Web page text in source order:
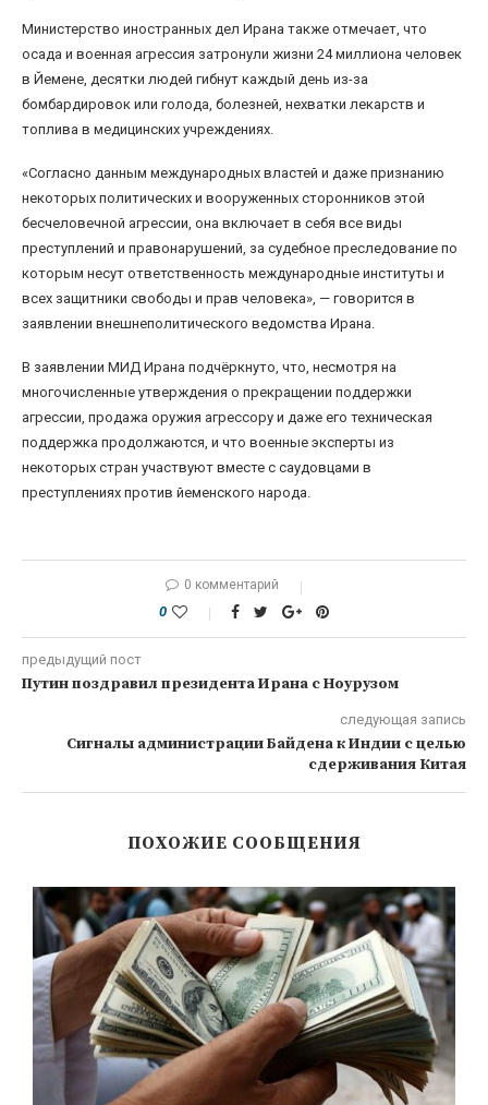
Министерство иностранных дел Ирана также отмечает, что
осада и военная агрессия затронули жизни 24 миллиона человек
в Йемене, десятки людей гибнут каждый день из-за
бомбардировок или голода, болезней, нехватки лекарств и
топлива в медицинских учреждениях.
«Согласно данным международных властей и даже признанию
некоторых политических и вооруженных сторонников этой
бесчеловечной агрессии, она включает в себя все виды
преступлений и правонарушений, за судебное преследование по
которым несут ответственность международные институты и
всех защитники свободы и прав человека», — говорится в
заявлении внешнеполитического ведомства Ирана.
В заявлении МИД Ирана подчёркнуто, что, несмотря на
многочисленные утверждения о прекращении поддержки
агрессии, продажа оружия агрессору и даже его техническая
поддержка продолжаются, и что военные эксперты из
некоторых стран участвуют вместе с саудовцами в
преступлениях против йеменского народа.
0 комментарий
0
предыдущий пост
Путин поздравил президента Ирана с Ноурузом
следующая запись
Сигналы администрации Байдена к Индии с целью
сдерживания Китая
ПОХОЖИЕ СООБЩЕНИЯ